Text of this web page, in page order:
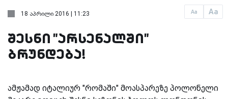
Aa Aa
18 აპრილი 2016 | 11:23
შესნი "არსენალში"
ბრუნდება!
ამჟამად იტალიურ "რომაში" მოასპარეზე პოლონელი